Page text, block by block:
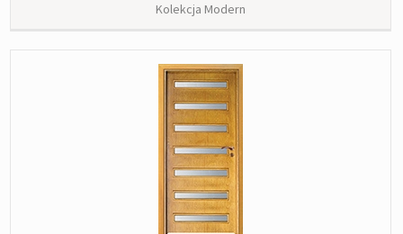
Kolekcja Modern